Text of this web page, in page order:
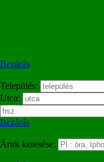
Bezárás
Település:
Utca:
Bezárás
Áruk keresése: